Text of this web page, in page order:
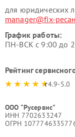
для юридических
manager@fix-
График работы:
ПН-ВСК с 9:00 до
Рейтинг
4.9-5.0
ООО "Русервис"
ИНН 7702633247
ОГРН